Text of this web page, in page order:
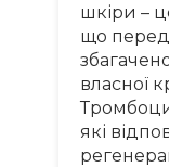
шкіри –
що
власної
які